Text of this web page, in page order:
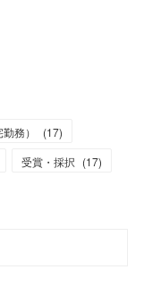
務） (17)
受賞・採択 (17)